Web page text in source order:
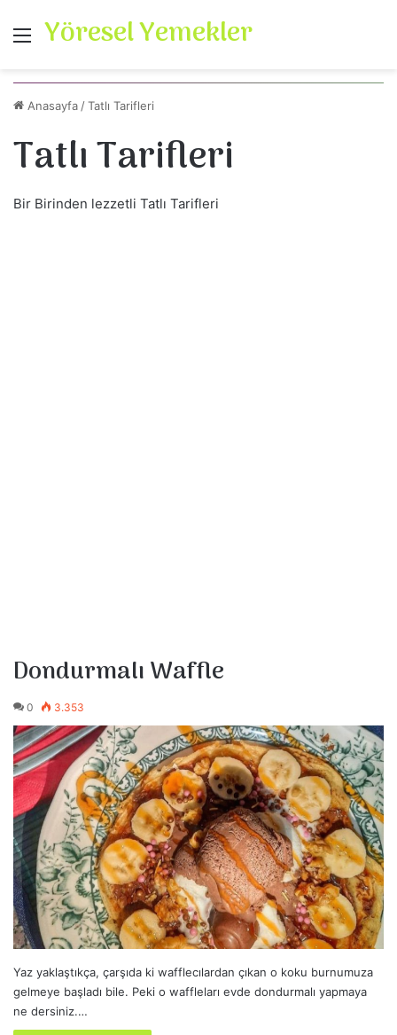
Menü
Yöresel Yemekler
Dondurmalı Waffle
Kayısılı Haşhaşlı Muhallebi
Az Malzemeli Bal Kabağı Tatlısı
Kasede Profiterol
El Açması Soğuk Baklava
Anasayfa /Tatlı Tarifleri
Tatlı Tarifleri
Bir Birinden lezzetli Tatlı Tarifleri
Dondurmalı Waffle
0 3.353
Yaz yaklaştıkça, çarşıda ki wafflecılardan çıkan o koku burnumuza
gelmeye başladı bile. Peki o waffleları evde dondurmalı yapmaya
ne dersiniz.…